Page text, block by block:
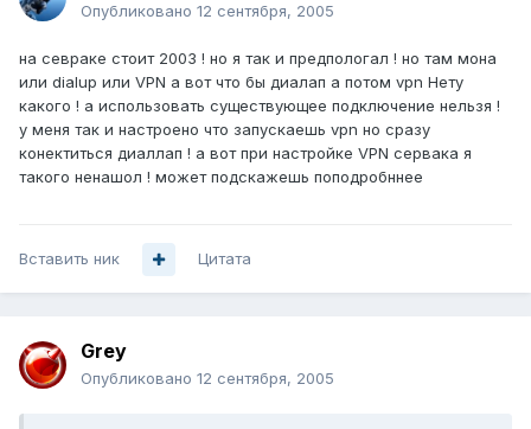
Опубликовано 12 сентября, 2005
на севраке стоит 2003 ! но я так и предпологал ! но там мона
или dialup или VPN а вот что бы диалап а потом vpn Нету
какого ! а использовать существующее подключение нельзя !
у меня так и настроено что запускаешь vpn но сразу
конектиться диаллап ! а вот при настройке VPN сервака я
такого ненашол ! может подскажешь поподробннее
Вставить ник Цитата
Grey
Опубликовано 12 сентября, 2005